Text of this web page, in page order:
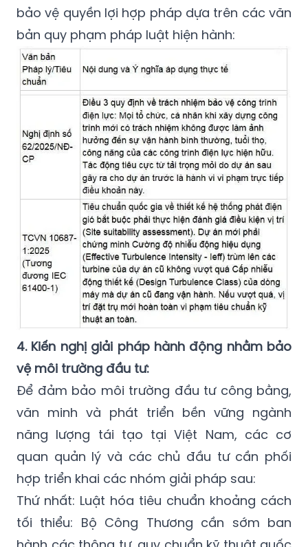
bảo vệ quyền lợi hợp pháp dựa trên các văn
bản quy phạm pháp luật hiện hành:
4. Kiến nghị giải pháp hành động nhằm bảo
vệ môi trường đầu tư:
Để đảm bảo môi trường đầu tư công bằng,
văn minh và phát triển bền vững ngành
năng lượng tái tạo tại Việt Nam, các cơ
quan quản lý và các chủ đầu tư cần phối
hợp triển khai các nhóm giải pháp sau:
Thứ nhất: Luật hóa tiêu chuẩn khoảng cách
tối thiểu: Bộ Công Thương cần sớm ban